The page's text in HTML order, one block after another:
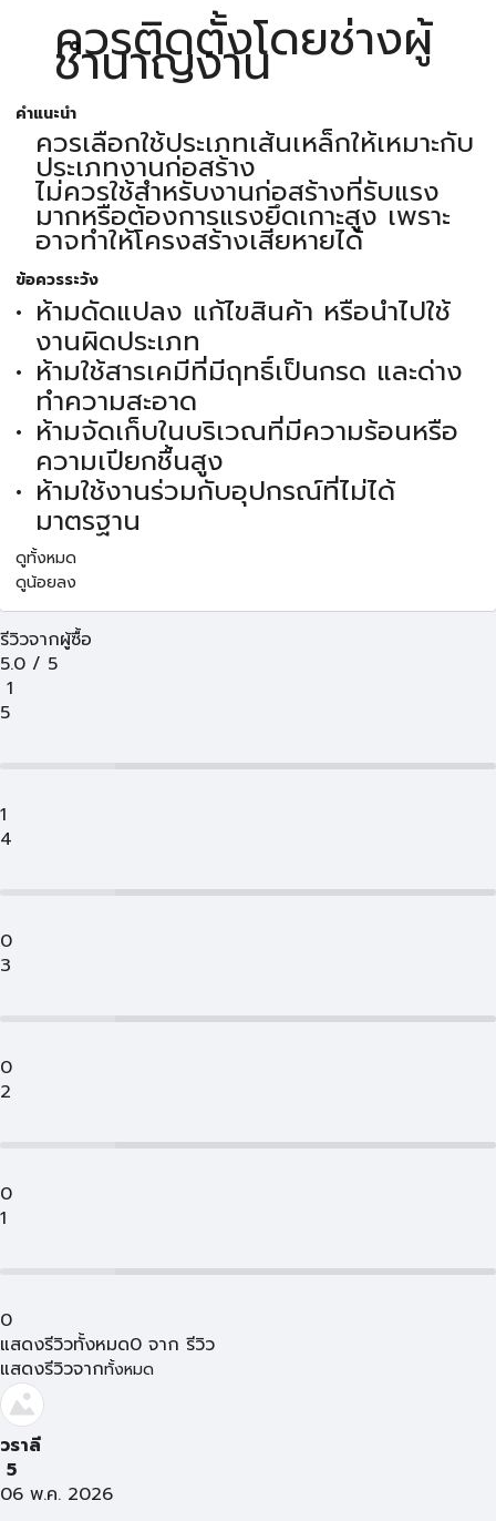
ควรติดตั้งโดยช่างผู้
ชำนาญงาน
คำแนะนำ
ควรเลือกใช้ประเภทเส้นเหล็กให้เหมาะกับ
ประเภทงานก่อสร้าง
ไม่ควรใช้สำหรับงานก่อสร้างที่รับแรง
มากหรือต้องการแรงยึดเกาะสูง เพราะ
อาจทำให้โครงสร้างเสียหายได้
ข้อควรระวัง
ห้ามดัดแปลง แก้ไขสินค้า หรือนำไปใช้
งานผิดประเภท
ห้ามใช้สารเคมีที่มีฤทธิ์เป็นกรด และด่าง
ทำความสะอาด
ห้ามจัดเก็บในบริเวณที่มีความร้อนหรือ
ความเปียกชื้นสูง
ห้ามใช้งานร่วมกับอุปกรณ์ที่ไม่ได้
มาตรฐาน
ดูทั้งหมด
ดูน้อยลง
รีวิวจากผู้ซื้อ
5.0 / 5
1
5
1
4
0
3
0
2
0
1
0
แสดงรีวิวทั้งหมด0 จาก รีวิว
แสดงรีวิวจากทั้งหมด
วราลี
5
06 พ.ค. 2026